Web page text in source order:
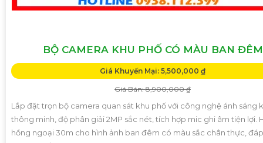
BỘ CAMERA KHU PHỐ CÓ MÀU BAN ĐÊM
Giá Khuyến Mại: 5,500,000 ₫
Giá Bán: 8,900,000 ₫
Lắp đặt trọn bộ camera quan sát khu phố với công nghệ ánh sáng
thông minh, độ phân giải 2MP sắc nét, tích hợp mic ghi âm tiện lợi.
hồng ngoại 30m cho hình ảnh ban đêm có màu sắc chân thực,